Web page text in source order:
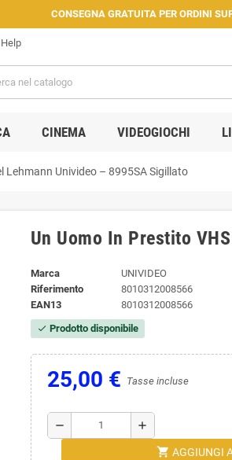
CONSEGNA GRATUITA PER ORDINI
Help
CINEMA VIDEOGIOCHI
Lehmann Univideo – 8995SA Sigillato
Un Uomo In Prestito
Marca
UNIVIDEO
Riferimento
8010312008566
EAN13
8010312008566
check Prodotto disponibile
25,00 € Tasse incluse
remove add
shopping_cart AGGIUNGI